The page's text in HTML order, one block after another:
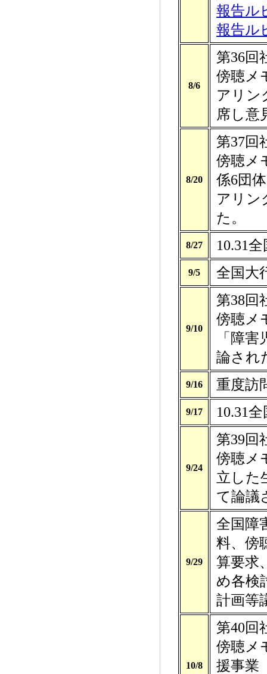
報告ル
報告ル
8/6
第36回
傍聴メ
アリン
席し意
8/20
第37回
傍聴メ
係6団
アリン
た。
8/27 10.31
9/5 全国大
9/10
第38回
傍聴メ
「障
論され
9/16 重度訪
9/17 10.31
9/24
第39回
傍聴メ
立した
て論議
9/29
全国障
料、傍
算要求
め各検
計画等
10/8
第40回
傍聴メ
援事業